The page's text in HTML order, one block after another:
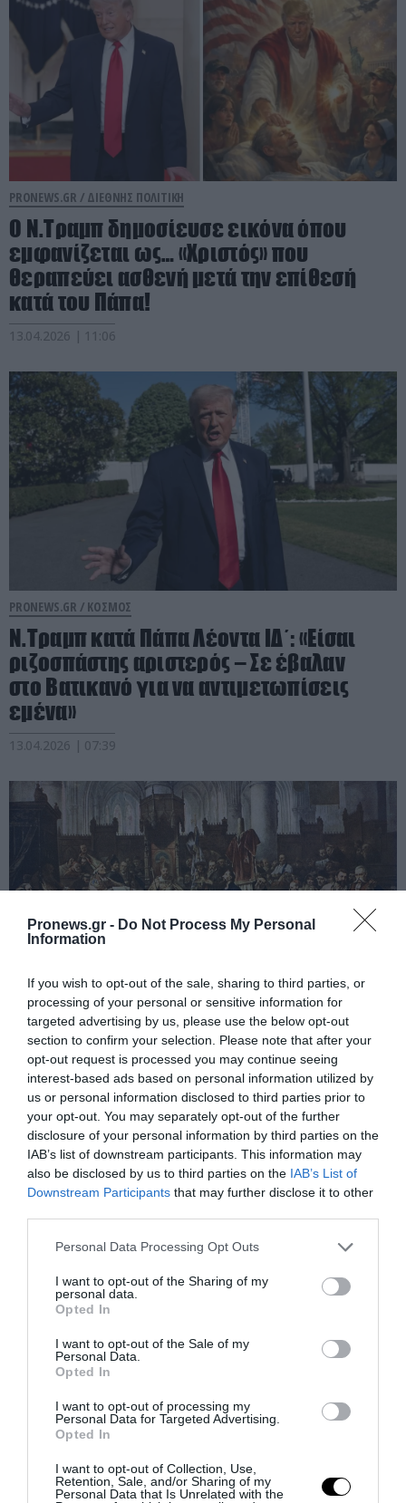
Pronews.gr - Do Not Process My Personal
Information
If you wish to opt-out of the sale, sharing to third parties, or
processing of your personal or sensitive information for
targeted advertising by us, please use the below opt-out
section to confirm your selection. Please note that after your
opt-out request is processed you may continue seeing
interest-based ads based on personal information utilized by
us or personal information disclosed to third parties prior to
your opt-out. You may separately opt-out of the further
disclosure of your personal information by third parties on the
IAB’s list of downstream participants. This information may
also be disclosed by us to third parties on the IAB’s List of
Downstream Participants that may further disclose it to other
Please note that this website/app uses one or more Google
not limited to your visit or usage behaviour. You may click to
grant or deny consent to Google and its third-party tags to
use your data for below specified purposes in below Google
consent section.
Personal Data Processing Opt Outs
I want to opt-out of the Sharing of my
personal data.
Opted In
I want to opt-out of the Sale of my
Personal Data.
Opted In
I want to opt-out of processing my
Personal Data for Targeted Advertising.
Opted In
I want to opt-out of Collection, Use,
Retention, Sale, and/or Sharing of my
Personal Data that Is Unrelated with the
PRONEWS.GR / ΔΙΕΘΝΗΣ ΠΟΛΙΤΙΚΗ
Ο Ν.Τραμπ δημοσίευσε εικόνα όπου
εμφανίζεται ως… «Χριστός» που
θεραπεύει ασθενή μετά την επίθεσή
κατά του Πάπα!
13.04.2026 | 11:06
PRONEWS.GR / ΚΟΣΜΟΣ
Ν.Τραμπ κατά Πάπα Λέοντα ΙΔ΄: «Είσαι
ριζοσπάστης αριστερός – Σε έβαλαν
στο Βατικανό για να αντιμετωπίσεις
εμένα»
13.04.2026 | 07:39
PRONEWS.GR /ΙΣΤΟΡΙΑ
Ποιοι ήταν οι 15 Πάπες που είχαν
ελληνικές ρίζες;
26.12.2025 | 23:00
PRONEWS.GR /ΘΡΗΣΚΕΙΑ
Ποιος είναι ο «Πρίγκιπας της Ειρήνης»
που επικαλέστηκε ο Πάπας;
25.12.2025 | 15:13